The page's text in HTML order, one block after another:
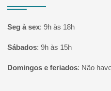
Seg à sex: 9h às 18h
Sábados: 9h às 15h
Domingos e feriados: Não